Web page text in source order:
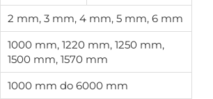
2 mm, 3 mm, 4 mm, 5 mm, 6 mm
1000 mm, 1220 mm, 1250 mm,
1500 mm, 1570 mm
1000 mm do 6000 mm